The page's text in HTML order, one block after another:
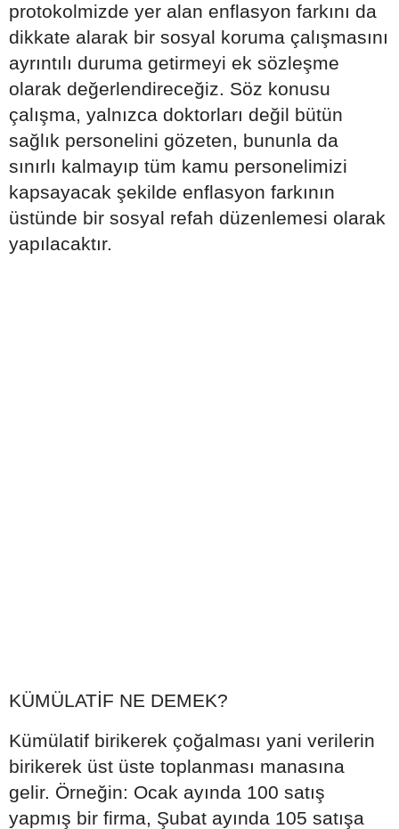
protokolmizde yer alan enflasyon farkını da
dikkate alarak bir sosyal koruma çalışmasını
ayrıntılı duruma getirmeyi ek sözleşme
olarak değerlendireceğiz. Söz konusu
çalışma, yalnızca doktorları değil bütün
sağlık personelini gözeten, bununla da
sınırlı kalmayıp tüm kamu personelimizi
kapsayacak şekilde enflasyon farkının
üstünde bir sosyal refah düzenlemesi olarak
yapılacaktır.
KÜMÜLATİF NE DEMEK?
Kümülatif birikerek çoğalması yani verilerin
birikerek üst üste toplanması manasına
gelir. Örneğin: Ocak ayında 100 satış
yapmış bir firma, Şubat ayında 105 satışa